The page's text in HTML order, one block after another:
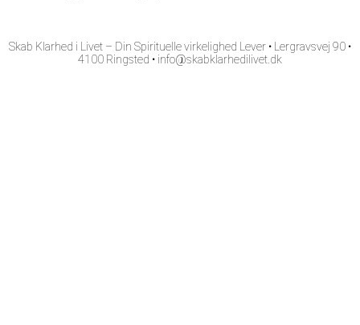
Skab Klarhed i Livet – Din Spirituelle virkelighed Lever ​• Lergravsvej 90 ​•
4100 Ringsted • info@skabklarhedilivet.dk